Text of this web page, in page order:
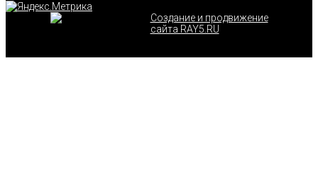
Создание и продвижение
сайта RAY5.RU